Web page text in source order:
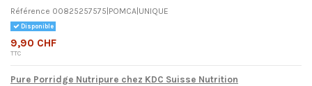
Référence 00825257575|POMCA|UNIQUE
Disponible
9,90 CHF
TTC
Pure Porridge Nutripure chez KDC Suisse Nutrition